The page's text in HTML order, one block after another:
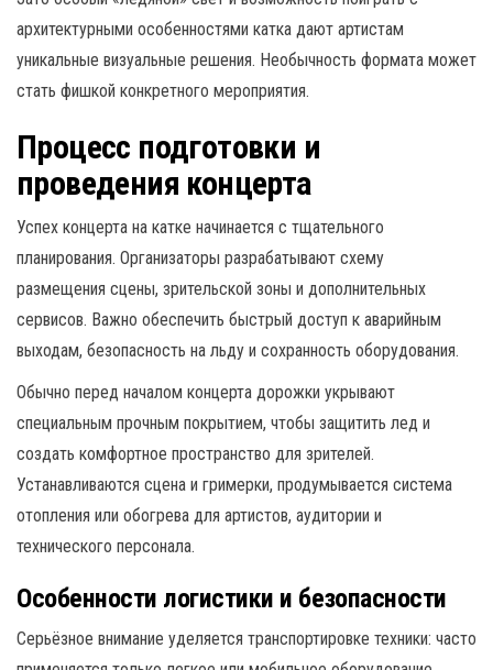
архитектурными особенностями катка дают артистам
уникальные визуальные решения. Необычность формата может
стать фишкой конкретного мероприятия.
Процесс подготовки и
проведения концерта
Успех концерта на катке начинается с тщательного
планирования. Организаторы разрабатывают схему
размещения сцены, зрительской зоны и дополнительных
сервисов. Важно обеспечить быстрый доступ к аварийным
выходам, безопасность на льду и сохранность оборудования.
Обычно перед началом концерта дорожки укрывают
специальным прочным покрытием, чтобы защитить лед и
создать комфортное пространство для зрителей.
Устанавливаются сцена и гримерки, продумывается система
отопления или обогрева для артистов, аудитории и
технического персонала.
Особенности логистики и безопасности
Серьёзное внимание уделяется транспортировке техники: часто